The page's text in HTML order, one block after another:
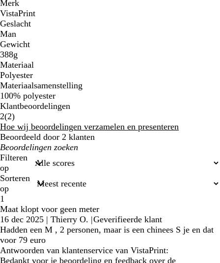
Merk
VistaPrint
Geslacht
Man
Gewicht
388g
Materiaal
Polyester
Materiaalsamenstelling
100% polyester
Klantbeoordelingen
2(22
klantbeoordelingen
)
Hoe wij beoordelingen verzamelen en presenteren
Beoordeeld door 2 klanten
Mijn
zoekopdrachten
Filteren
op
Sorteren
op
1
Maat klopt voor geen meter
16 dec 2025 | Thierry O. |Geverifieerde klant
Hadden een M , 2 personen, maar is een chinees S je en dat
voor 79 euro
Antwoorden van klantenservice van VistaPrint:
Bedankt voor je beoordeling en feedback over de